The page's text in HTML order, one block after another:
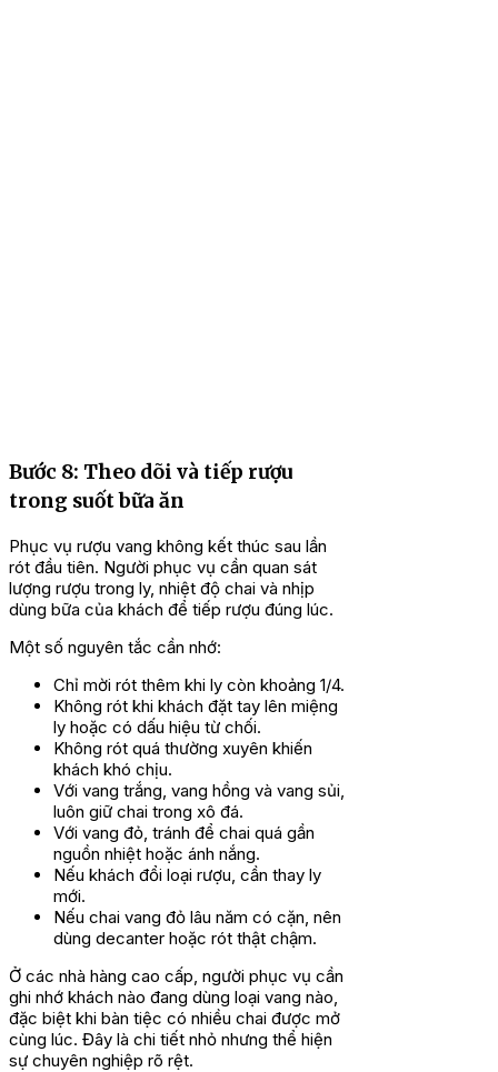
Bước 8: Theo dõi và tiếp rượu
trong suốt bữa ăn
Phục vụ rượu vang không kết thúc sau lần
rót đầu tiên. Người phục vụ cần quan sát
lượng rượu trong ly, nhiệt độ chai và nhịp
dùng bữa của khách để tiếp rượu đúng lúc.
Một số nguyên tắc cần nhớ:
Chỉ mời rót thêm khi ly còn khoảng 1/4.
Không rót khi khách đặt tay lên miệng
ly hoặc có dấu hiệu từ chối.
Không rót quá thường xuyên khiến
khách khó chịu.
Với vang trắng, vang hồng và vang sủi,
luôn giữ chai trong xô đá.
Với vang đỏ, tránh để chai quá gần
nguồn nhiệt hoặc ánh nắng.
Nếu khách đổi loại rượu, cần thay ly
mới.
Nếu chai vang đỏ lâu năm có cặn, nên
dùng decanter hoặc rót thật chậm.
Ở các nhà hàng cao cấp, người phục vụ cần
ghi nhớ khách nào đang dùng loại vang nào,
đặc biệt khi bàn tiệc có nhiều chai được mở
cùng lúc. Đây là chi tiết nhỏ nhưng thể hiện
sự chuyên nghiệp rõ rệt.